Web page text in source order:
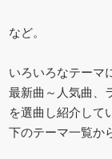
など。
いろいろなテーマ
最新曲～人気曲、
を選曲し紹介して
下のテーマ一覧か